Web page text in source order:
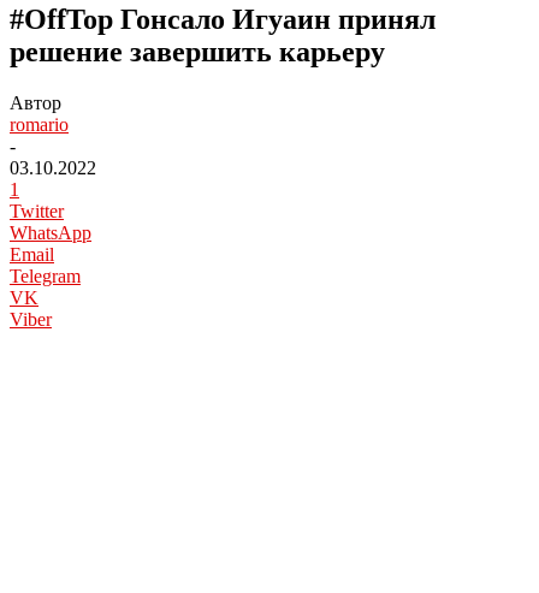
#OffTop Гонсало Игуаин принял
решение завершить карьеру
Автор
romario
-
03.10.2022
1
Twitter
WhatsApp
Email
Telegram
VK
Viber